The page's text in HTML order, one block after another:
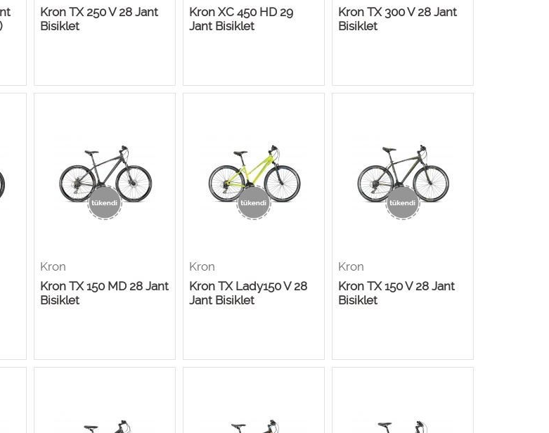
Kron TX 250 V 28 Jant
Bisiklet
Kron XC 450 HD 29
Jant Bisiklet
Kron TX 300 V 28 Jant
Bisiklet
Kron
Kron TX 150 MD 28 Jant
Bisiklet
Kron
Kron TX Lady150 V 28
Jant Bisiklet
Kron
Kron TX 150 V 28 Jant
Bisiklet